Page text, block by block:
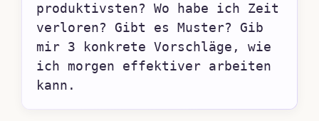
produktivsten? Wo habe ich Zeit
verloren? Gibt es Muster? Gib
mir 3 konkrete Vorschläge, wie
ich morgen effektiver arbeiten
kann.